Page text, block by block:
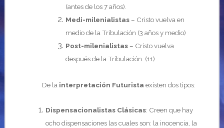
(antes de los 7 años).
Medi-milenialistas– Cristo vuelva en
medio de la Tribulación (3 años y medio)
Post-milenialistas– Cristo vuelva
después de la Tribulación. (11)
De la interpretación Futurista existen dos tipos:
Dispensacionalistas Clásicas: Creen que hay
ocho dispensaciones las cuales son: la inocencia, la